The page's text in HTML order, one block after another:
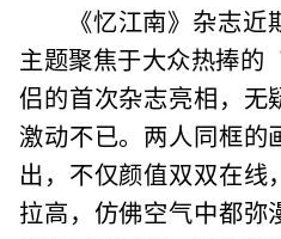
《忆江南》杂志近
主题聚焦于大众热捧
侣的首次杂志亮相，无
激动不已。两人同框的
出，不仅颜值双双在线
拉高，仿佛空气中都弥